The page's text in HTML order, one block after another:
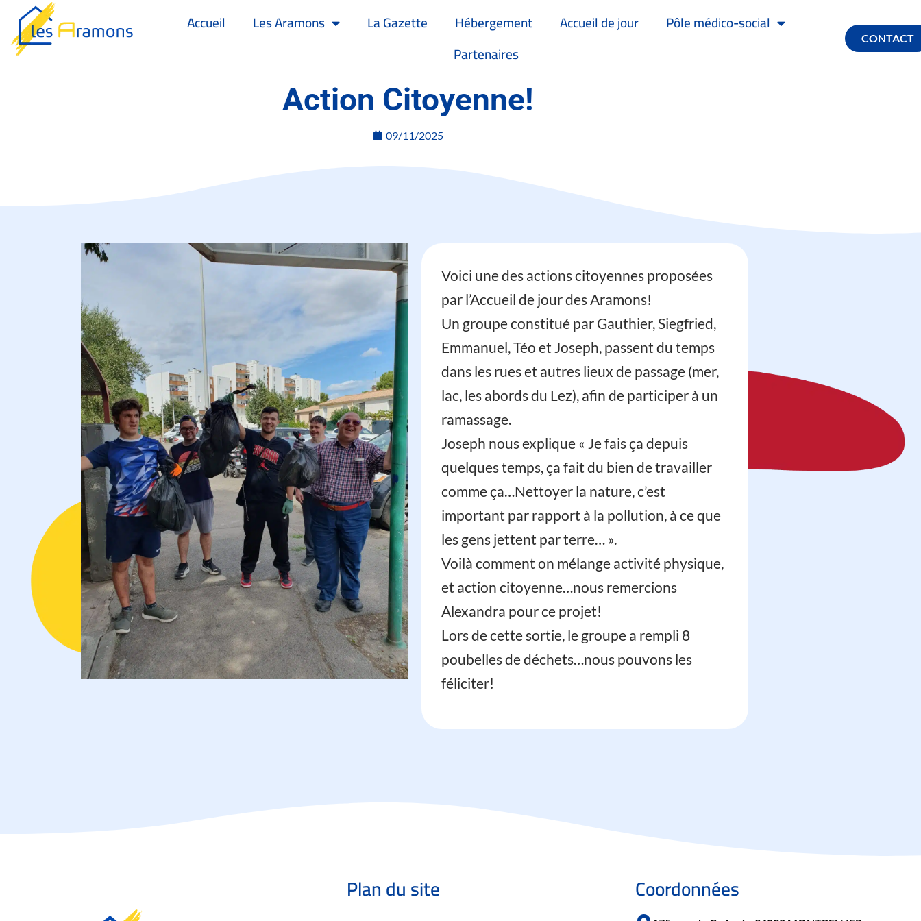
Accueil Les Aramons La Gazette Hébergement Accueil de jour
Pôle médico-social
Partenaires
CONTACT
Action Citoyenne!
09/11/2025
Voici une des actions citoyennes proposées
par l’Accueil de jour des Aramons!
Un groupe constitué par Gauthier, Siegfried,
Emmanuel, Téo et Joseph, passent du temps
dans les rues et autres lieux de passage (mer,
lac, les abords du Lez), afin de participer à un
ramassage.
Joseph nous explique « Je fais ça depuis
quelques temps, ça fait du bien de travailler
comme ça…Nettoyer la nature, c’est
important par rapport à la pollution, à ce que
les gens jettent par terre… ».
Voilà comment on mélange activité physique,
et action citoyenne…nous remercions
Alexandra pour ce projet!
Lors de cette sortie, le groupe a rempli 8
poubelles de déchets…nous pouvons les
féliciter!
Plan du site Coordonnées